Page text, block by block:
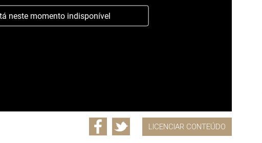
neste momento indisponível
LICENCIAR CONTEÚDO